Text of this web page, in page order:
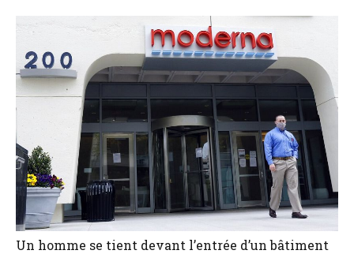
Un homme se tient devant l’entrée d’un bâtiment